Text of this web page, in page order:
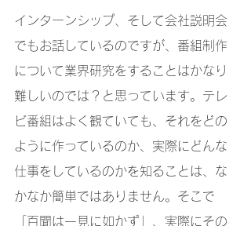
インターンシップ、そして会社説明会
でもお話しているのですが、番組制作
について業界研究をすることはかなり
難しいのでは？と思っています。テレ
ビ番組はよく観ていても、それをどの
ように作っているのか、実際にどんな
仕事をしているのかを知ることは、な
かなか簡単ではありません。そこで
「百聞は一見に如かず」、実際にその